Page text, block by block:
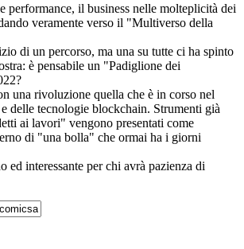
performance, il business nelle molteplicità dei
veramente verso il "Multiverso della
di un percorso, ma una su tutte ci ha spinto
è pensabile un "Padiglione dei
una rivoluzione quella che è in corso nel
delle tecnologie blockchain. Strumenti già
ai lavori" vengono presentati come
di "una bolla" che ormai ha i giorni
ed interessante per chi avrà pazienza di